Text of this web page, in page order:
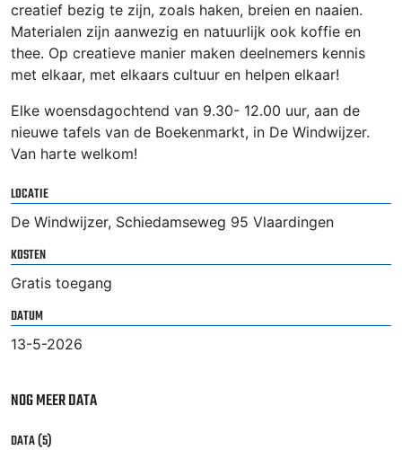
creatief bezig te zijn, zoals haken, breien en naaien.
Materialen zijn aanwezig en natuurlijk ook koffie en
thee. Op creatieve manier maken deelnemers kennis
met elkaar, met elkaars cultuur en helpen elkaar!
Elke woensdagochtend van 9.30- 12.00 uur, aan de
nieuwe tafels van de Boekenmarkt, in De Windwijzer.
Van harte welkom!
LOCATIE
De Windwijzer, Schiedamseweg 95 Vlaardingen
KOSTEN
Gratis toegang
DATUM
13-5-2026
NOG MEER DATA
DATA (5)